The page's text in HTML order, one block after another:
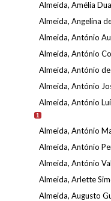
Almeida, Amélia
Almeida, Angelina
Almeida, António
Almeida, António
Almeida, António de
Almeida, António
Almeida, António
1
Almeida, António
Almeida, António
Almeida, António
Almeida, Arlette
Almeida, Augusto